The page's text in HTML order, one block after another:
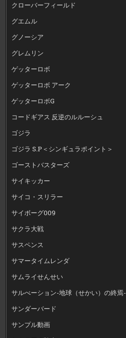
クローバーフィールド
グエムル
グノーシア
グレムリン
ゲッターロボ
ゲッターロボ アーク
ゲッターロボG
コードギアス 反逆のルルーシュ
ゴジラ
ゴジラ S.P＜シンギュラポイント＞
ゴーストバスターズ
サイキッカー
サイコ・スリラー
サイボーグ009
サクラ大戦
サスペンス
サマータイムレンダ
サムライせんせい
サルべーション-地球（せかい）の終焉-
サンダーバード
サンプル動画